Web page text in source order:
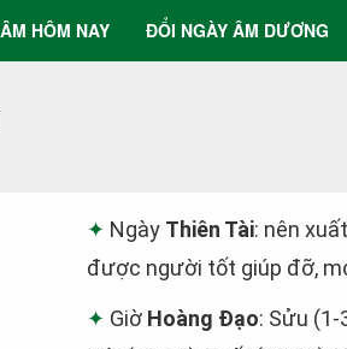
HÔM NAY ĐỔI NGÀY ÂM DƯƠNG
Ngày Thiên Tài: nên
được người tốt giúp đỡ,
Giờ Hoàng Đạo: Sửu (1-